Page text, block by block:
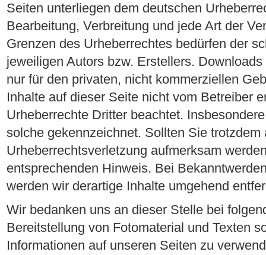
Seiten unterliegen dem deutschen
Bearbeitung, Verbreitung und jede Art der
Grenzen des Urheberrechtes bedürfen der
jeweiligen Autors bzw. Erstellers.
nur für den privaten, nicht kommerziellen
Inhalte auf dieser Seite nicht vom Betreiber
Urheberrechte Dritter beachtet.
solche gekennzeichnet. Sollten Sie trotzdem
Urheberrechtsverletzung aufmerksam
entsprechenden Hinweis. Bei
werden wir derartige Inhalte umgehend
Wir bedanken uns an dieser Stelle bei
Bereitstellung von Fotomaterial und Texten
Informationen auf unseren Seiten zu